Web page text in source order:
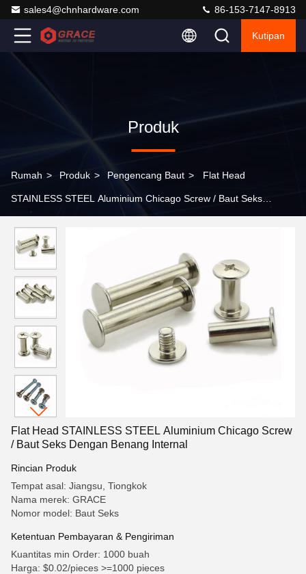
sales4@chnhardware.com 86-153-7147-8913
Kutipan
Produk
Rumah > Produk > Pengencang Baut > Flat Head
STAINLESS STEEL Aluminium Chicago Screw / Baut Seks
Flat Head STAINLESS STEEL Aluminium Chicago Screw
/ Baut Seks Dengan Benang Internal
Rincian Produk
Tempat asal: Jiangsu, Tiongkok
Nama merek: GRACE
Nomor model: Baut Seks
Ketentuan Pembayaran & Pengiriman
Kuantitas min Order: 1000 buah
Harga: $0.02/pieces >=1000 pieces